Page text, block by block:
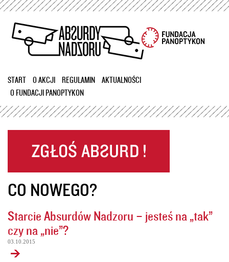
Przejdź
treści
START O AKCJI REGULAMIN
AKTUALNOŚCI
O FUNDACJI PANOPTYKON
CO NOWEGO?
Starcie Absurdów Nadzoru – jesteś na „tak”
czy na „nie”?
03.10.2015